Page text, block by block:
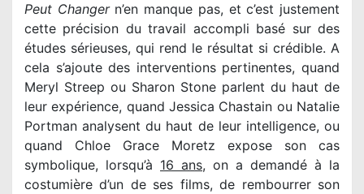
Peut Changern’en manque pas, et c’est justement
cette précision du travail accompli basé sur des
études sérieuses, qui rend le résultat si crédible. A
cela s’ajoute des interventions pertinentes, quand
Meryl Streep ou Sharon Stone parlent du haut de
leur expérience, quand Jessica Chastain ou Natalie
Portman analysent du haut de leur intelligence, ou
quand Chloe Grace Moretz expose son cas
symbolique, lorsqu’à 16 ans, on a demandé à la
costumière d’un de ses films, de rembourrer son